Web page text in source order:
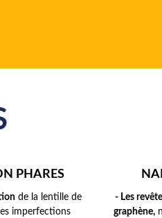
PHARES
de la lentille de
imperfections
- Les
graphène,